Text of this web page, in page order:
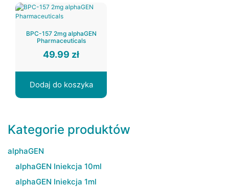
BPC-157 2mg alphaGEN
Pharmaceuticals
49.99 zł
Dodaj do koszyka
Kategorie produktów
alphaGEN
alphaGEN Iniekcja 10ml
alphaGEN Iniekcja 1ml